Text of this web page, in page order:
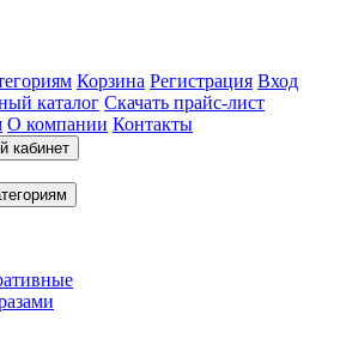
Корзина Регистрация Вход
каталог Скачать прайс-лист
О компании Контакты
кабинет